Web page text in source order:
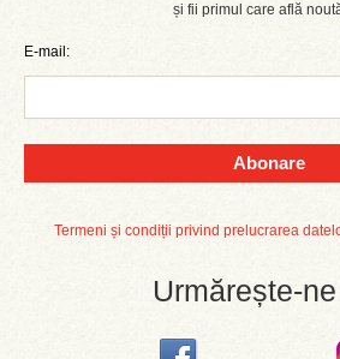
și fii primul care află
E-mail:
Abonare
Termeni și condiții privind prelucrarea
Urmărește-